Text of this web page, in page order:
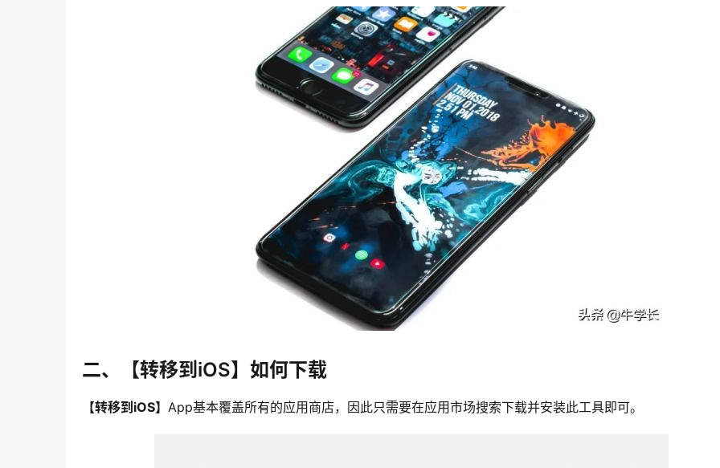
二、【转移到iOS】如何下载
【转移到iOS】 App基本覆盖所有的应用商店，因此只需要在应用市场搜索下载并安装此工具即可。